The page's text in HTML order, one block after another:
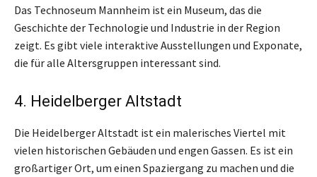
Das Technoseum Mannheim ist ein Museum, das die
Geschichte der Technologie und Industrie in der Region
zeigt. Es gibt viele interaktive Ausstellungen und Exponate,
die für alle Altersgruppen interessant sind.
4. Heidelberger Altstadt
Die Heidelberger Altstadt ist ein malerisches Viertel mit
vielen historischen Gebäuden und engen Gassen. Es ist ein
großartiger Ort, um einen Spaziergang zu machen und die